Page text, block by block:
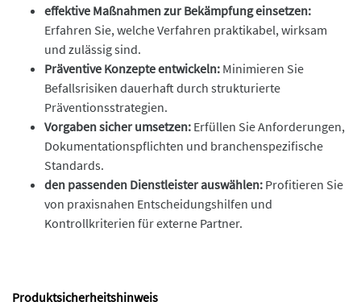
effektive Maßnahmen zur Bekämpfung einsetzen:
Erfahren Sie, welche Verfahren praktikabel, wirksam
und zulässig sind.
Präventive Konzepte entwickeln: Minimieren Sie
Befallsrisiken dauerhaft durch strukturierte
Präventionsstrategien.
Vorgaben sicher umsetzen: Erfüllen Sie Anforderungen,
Dokumentationspflichten und branchenspezifische
Standards.
den passenden Dienstleister auswählen: Profitieren Sie
von praxisnahen Entscheidungshilfen und
Kontrollkriterien für externe Partner.
Produktsicherheitshinweis